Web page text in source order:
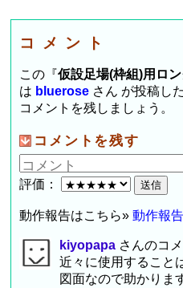
コメント
この『仮設足場(枠組)用ロ
は bluerose さん が投稿し
コメントを残しましょう。
コメントを残す
評価：
動作報告はこちら»動作報
kiyopapa さんのコ
近々に使用すること
図面なので助かりま